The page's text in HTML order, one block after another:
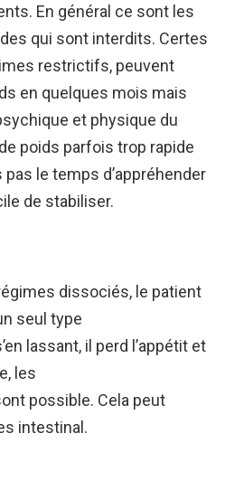
En général ce sont les
qui sont interdits. Certes
restrictifs, peuvent
en quelques mois mais
et physique du
poids parfois trop rapide
pas le temps d’appréhender
de stabiliser.
dissociés, le patient
seul type
lassant, il perd l’appétit et
les
possible. Cela peut
intestinal.